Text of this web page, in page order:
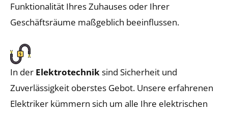
Funktionalität Ihres Zuhauses oder Ihrer
Geschäftsräume maßgeblich beeinflussen.
In der Elektrotechniksind Sicherheit und
Zuverlässigkeit oberstes Gebot. Unsere erfahrenen
Elektriker kümmern sich um alle Ihre elektrischen